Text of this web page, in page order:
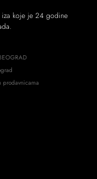
koje je 24 godine
prodavnicama